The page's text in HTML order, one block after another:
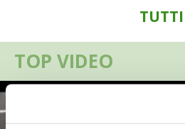
CRESCERE INSIEME
ARCHMAN
VITA IN CAMPAGNA LA
NATURALMENTE
TOP VIDEO